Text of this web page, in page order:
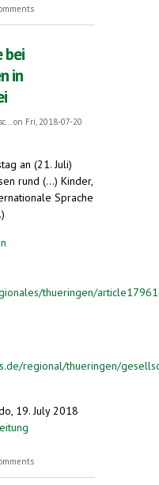
und das
bei
in
on Fri, 2018-07-20
an (21. Juli)
rund (...) Kinder,
Sprache
thueringen/
regional/thueringen/
19. July 2018
bei Esperanto-